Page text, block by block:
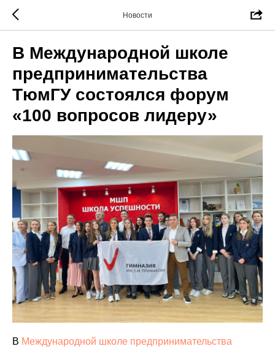
Новости
В Международной школе
предпринимательства
ТюмГУ состоялся форум
«100 вопросов лидеру»
В Международной школе предпринимательства